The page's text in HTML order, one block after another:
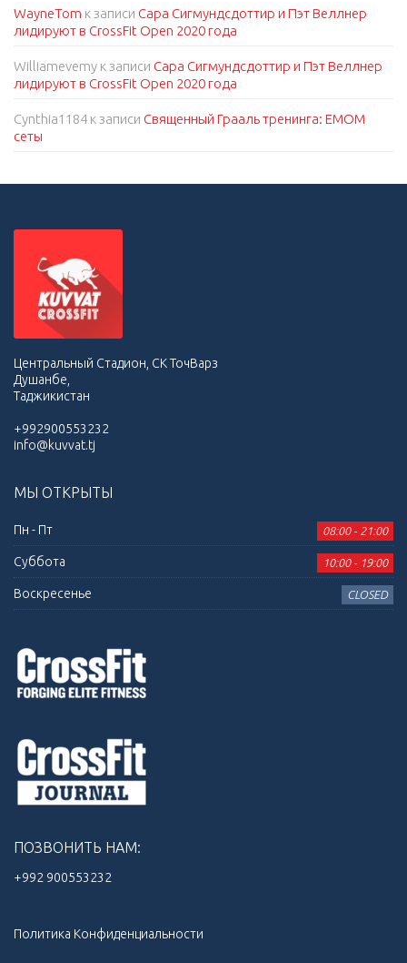
WayneTom к записи Сара Сигмундсдоттир и Пэт Веллнер
лидируют в CrossFit Open 2020 года
Williamevemy к записи Сара Сигмундсдоттир и Пэт Веллнер
лидируют в CrossFit Open 2020 года
Cynthia1184 к записи Священный Грааль тренинга: EMOM
сеты
Центральный Стадион, СК ТочВарз
Душанбе,
Таджикистан
+992900553232
info@kuvvat.tj
МЫ ОТКРЫТЫ
Пн - Пт 08:00 - 21:00
Суббота 10:00 - 19:00
Воскресенье CLOSED
ПОЗВОНИТЬ НАМ:
+992 900553232‬
Политика Конфиденциальности